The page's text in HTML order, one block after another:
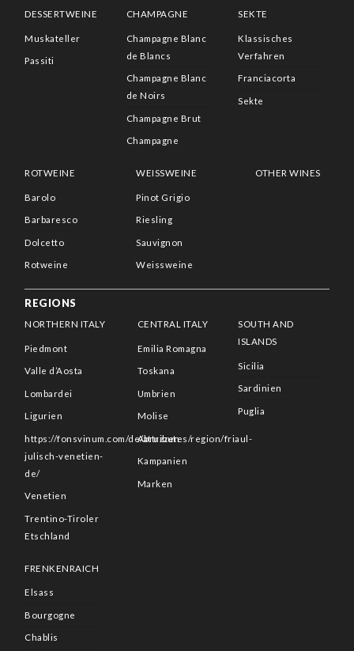
DESSERTWEINE
Muskateller
Passiti
CHAMPAGNE
Champagne Blanc
de Blancs
Champagne Blanc
de Noirs
Champagne Brut
Champagne
SEKTE
Klassisches
Verfahren
Franciacorta
Sekte
ROTWEINE
Barolo
Barbaresco
Dolcetto
Rotweine
WEISSWEINE
Pinot Grigio
Riesling
Sauvignon
Weissweine
OTHER WINES
REGIONS
NORTHERN ITALY
Piedmont
Valle d’Aosta
Lombardei
Ligurien
https://fonsvinum.com/de/attributes/region/friaul-
julisch-venetien-
de/
Venetien
Trentino-Tiroler
Etschland
CENTRAL ITALY
Emilia Romagna
Toskana
Umbrien
Molise
Abruzzen
Kampanien
Marken
SOUTH AND
ISLANDS
Sicilia
Sardinien
Puglia
FRENKENRAICH
Elsass
Bourgogne
Chablis